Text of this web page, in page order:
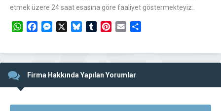
etmek üzere 24 saat esasına göre faaliyet göstermekteyiz..
WhatsAppFacebookMessengerBlueskyTumblrPinterest
Email
Firma Hakkında Yapılan Yorumlar